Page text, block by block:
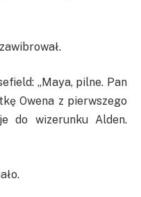
„Maya, pilne. Pan
Owena z pierwszego
do wizerunku Alden.